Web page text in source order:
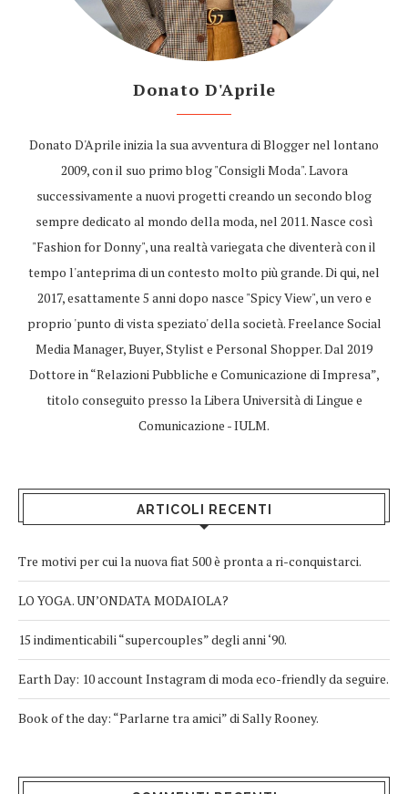
Donato D'Aprile
Donato D'Aprile inizia la sua avventura di Blogger nel lontano
2009, con il suo primo blog "Consigli Moda". Lavora
successivamente a nuovi progetti creando un secondo blog
sempre dedicato al mondo della moda, nel 2011. Nasce così
"Fashion for Donny", una realtà variegata che diventerà con il
tempo l'anteprima di un contesto molto più grande. Di qui, nel
2017, esattamente 5 anni dopo nasce "Spicy View", un vero e
proprio 'punto di vista speziato' della società. Freelance Social
Media Manager, Buyer, Stylist e Personal Shopper. Dal 2019
Dottore in “Relazioni Pubbliche e Comunicazione di Impresa”,
titolo conseguito presso la Libera Università di Lingue e
Comunicazione - IULM.
ARTICOLI RECENTI
Tre motivi per cui la nuova fiat 500 è pronta a ri-conquistarci.
LO YOGA. UN’ONDATA MODAIOLA?
15 indimenticabili “supercouples” degli anni ‘90.
Earth Day: 10 account Instagram di moda eco-friendly da seguire.
Book of the day: “Parlarne tra amici” di Sally Rooney.